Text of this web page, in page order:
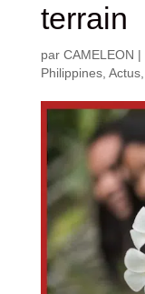
terrain
par CAMELEON |
Philippines, Actus,